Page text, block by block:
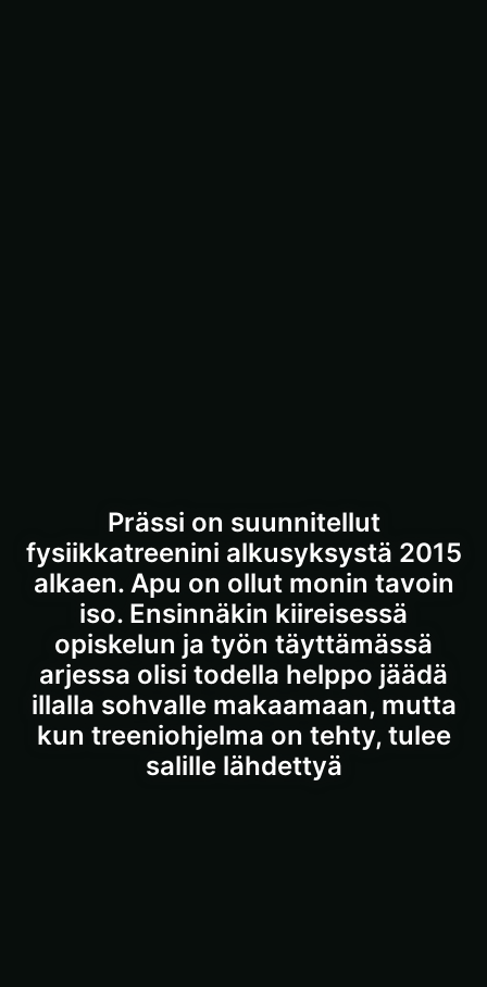
Prässi on suunnitellut
fysiikkatreenini alkusyksystä 2015
alkaen. Apu on ollut monin tavoin
iso. Ensinnäkin kiireisessä
opiskelun ja työn täyttämässä
arjessa olisi todella helppo jäädä
illalla sohvalle makaamaan, mutta
kun treeniohjelma on tehty, tulee
salille lähdettyä